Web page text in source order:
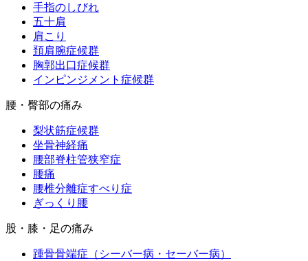
手指のしびれ
五十肩
肩こり
頚肩腕症候群
胸郭出口症候群
インピンジメント症候群
腰・臀部の痛み
梨状筋症候群
坐骨神経痛
腰部脊柱管狭窄症
腰痛
腰椎分離症すべり症
ぎっくり腰
股・膝・足の痛み
踵骨骨端症（シーバー病・セーバー病）